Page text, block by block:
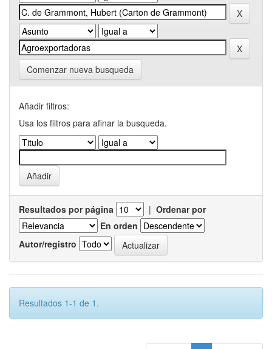
Comenzar nueva busqueda
Añadir filtros:
Usa los filtros para afinar la busqueda.
Resultados por página | Ordenar por
En orden
Autor/registro
Resultados 1-1 de 1.